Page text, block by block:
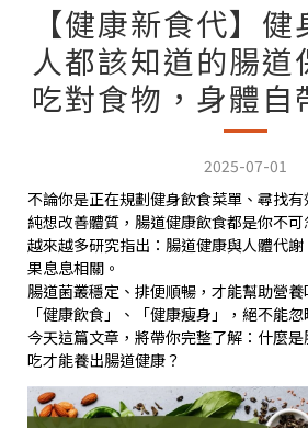
【健康新食代】
人都該知道的腸道
吃對食物，身體自
2025-07-01
不論你是正在規劃健身飲食菜單、尋找
純想改善體質，腸道健康飲食都是你不可
越來越多研究指出：腸道健康與人體代
果息息相關。
腸道菌叢穩定、排便順暢，才能幫助營
「健康飲食」、「健康瘦身」，絕不能忽
今天這篇文章，將帶你完整了解：什麼
吃才能養出腸道健康？